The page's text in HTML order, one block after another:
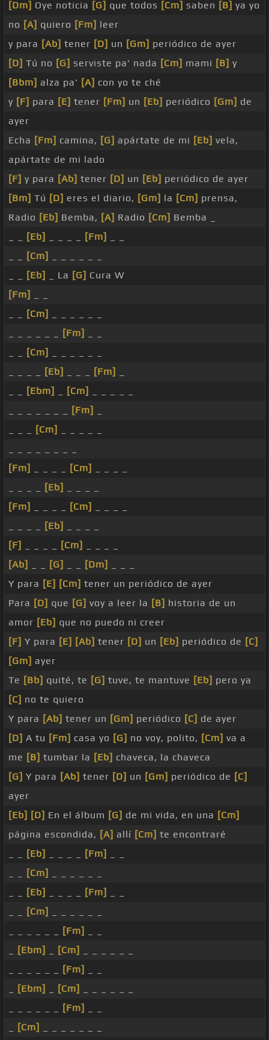
[Dm] Oye noticia [G] que todos [Cm] saben [B] ya yo
no [A] quiero [Fm] leer
y para [Ab] tener [D] un [Gm] periódico de ayer
[D] Tú no [G] serviste pa' nada [Cm] mami [B] y
[Bbm] alza pa' [A] con yo te ché
y [F] para [E] tener [Fm] un [Eb] periódico [Gm] de
ayer
Echa [Fm] camina, [G] apártate de mi [Eb] vela,
apártate de mi lado
[F] y para [Ab] tener [D] un [Eb] periódico de ayer
[Bm] Tú [D] eres el diario, [Gm] la [Cm] prensa,
Radio [Eb] Bemba, [A] Radio [Cm] Bemba _
[Eb] [Fm]
[Cm]
[Eb] _ La [G] Cura W
[Fm]
[Cm]
[Fm]
[Cm]
[Eb] [Fm]
[Ebm] [Cm]
[Fm]
[Cm]
[Fm]
[Cm]
[Eb]
[Fm]
[Cm]
[Eb]
[F]
[Cm]
[Ab]
[G] [Dm]
Y para [E] [Cm] tener un periódico de ayer
Para [D] que [G] voy a leer la [B] historia de un
amor [Eb] que no puedo ni creer
[F] Y para [E] [Ab] tener [D] un [Eb] periódico de [C]
[Gm] ayer
Te [Bb] quité, te [G] tuve, te mantuve [Eb] pero ya
[C] no te quiero
Y para [Ab] tener un [Gm] periódico [C] de ayer
[D] A tu [Fm] casa yo [G] no voy, polito, [Cm] va a
me [B] tumbar la [Eb] chaveca, la chaveca
[G] Y para [Ab] tener [D] un [Gm] periódico de [C]
ayer
[Eb] [D] En el álbum [G] de mi vida, en una [Cm]
página escondida, [A] allí [Cm] te encontraré
[Eb] [Fm]
[Cm]
[Eb] [Fm]
[Cm]
[Fm]
[Ebm] [Cm]
[Fm]
[Ebm] [Cm]
[Fm]
[Cm]